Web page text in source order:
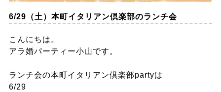
6/29（土）本町イタリアン倶楽部のランチ会
こんにちは。
アラ婚パーティー小山です。
ランチ会の本町イタリアン倶楽部partyは
6/29